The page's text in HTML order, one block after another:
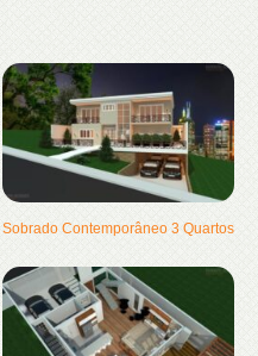
Sobrado Contemporâneo 3 Quartos